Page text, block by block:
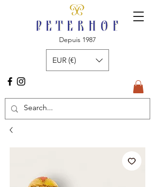
Depuis 1987
EUR (€)